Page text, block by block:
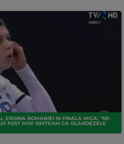
EROINA ROMANIEI IN FINALA MICA: "NE-
FOST MOI! SIMTEAM CA OLANDEZELE